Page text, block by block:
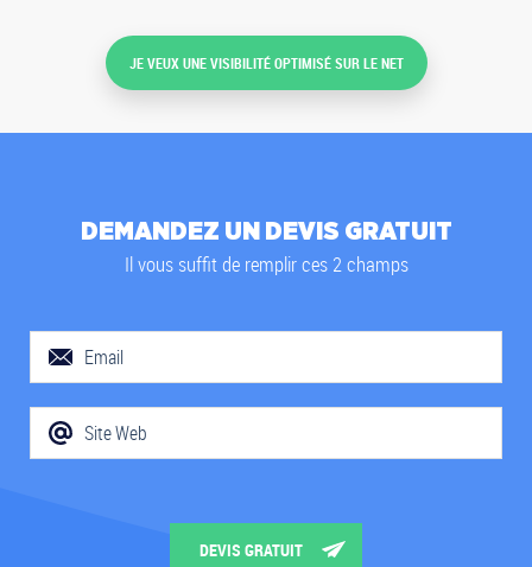
JE VEUX UNE VISIBILITÉ OPTIMISÉ SUR LE NET
DEMANDEZ UN DEVIS GRATUIT
Il vous suffit de remplir ces 2 champs
DEVIS GRATUIT